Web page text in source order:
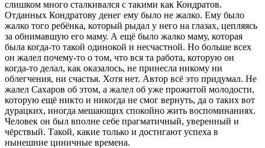
слишком много сталкивался с такими как Кондратов.
Отданных Кондратову денег ему было не жалко. Ему было
жалко того ребёнка, который рыдал у него на глазах, цепляясь
за обнимавшую его маму. А ещё было жалко маму, которая
была когда-то такой одинокой и несчастной. Но больше всех
он жалел почему-то о том, что вся та работа, которую он
когда-то делал, как оказалось, не принесла никому ни
облегчения, ни счастья. Хотя нет. Автор всё это придумал. Не
жалел Сахаров об этом, а жалел об уже прожитой молодости,
которую ещё никто и никогда не смог вернуть, да о таких вот
дурацких, иногда мешающих спокойно жить воспоминаниях.
Человек он был вполне себе прагматичный, уверенный и
чёрствый. Такой, какие только и достигают успеха в
нынешние циничные времена.